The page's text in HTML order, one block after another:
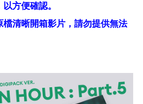
方便確認。
檔清晰開箱影片，請勿提供無法